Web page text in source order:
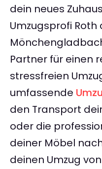
dein neues
Umzugsprofi Roth
Partner für einen
stressfreien
umfassende
den Transport
oder die
deiner Möbel
deinen Umzug